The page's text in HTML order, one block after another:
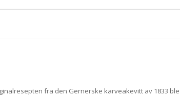
fra den Gernerske karveakevitt av 1833